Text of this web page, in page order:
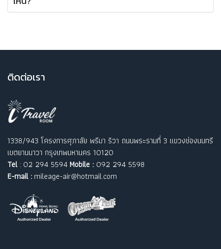
ติดต่อเรา
1338/943 โครงการศุภาลัย พรีมา ริวา ถนนพระรามที่ 3 แขวงช่องนนทรี
เขตยานนาวา กรุงเทพมหานคร 10120
Tel: 02 294 5594 Mobile : 092 294 5598
E-mail : mileage-air@hotmail.com